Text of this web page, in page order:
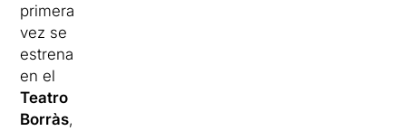
primera
vez se
estrena
en el
Teatro
Borràs,